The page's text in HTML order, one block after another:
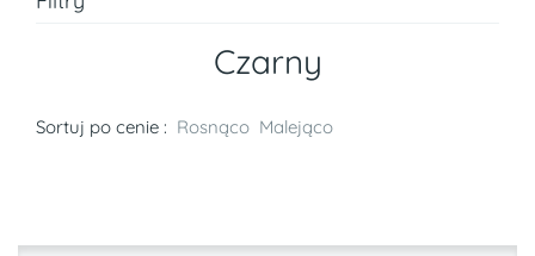
Czarny
Sortuj po cenie : Rosnąco Malejąco